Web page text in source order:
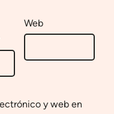
Web
y web en